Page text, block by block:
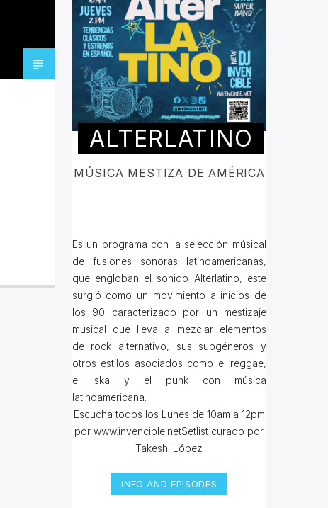
ALTERLATINO
MÚSICA MESTIZA DE AMÉRICA
Es un programa con la selección músical
de fusiones sonoras latinoamericanas,
que engloban el sonido Alterlatino, este
surgió como un movimiento a inicios de
los 90 caracterizado por un mestizaje
musical que lleva a mezclar elementos
de rock alternativo, sus subgéneros y
otros estilos asociados como el reggae,
el ska y el punk con música
latinoamericana.
Escucha todos los Lunes de 10am a 12pm
por www.invencible.netSetlist curado por
Takeshi López
INFO AND EPISODES